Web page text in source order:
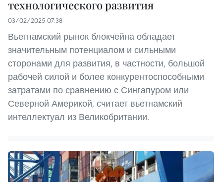
технологического развития
03/02/2025 07:38
Вьетнамский рынок блокчейна обладает
значительным потенциалом и сильными
сторонами для развития, в частности, большой
рабочей силой и более конкурентоспособными
затратами по сравнению с Сингапуром или
Северной Америкой, считает вьетнамский
интеллектуал из Великобритании.